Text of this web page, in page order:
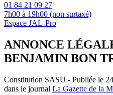
01 84 21 09 27
7h00 à 19h00 (non surtaxé)
Espace JAL-Pro
ANNONCE
BENJAMIN BON
Constitution SASU - Publiée le
dans le journal La Gazette de la